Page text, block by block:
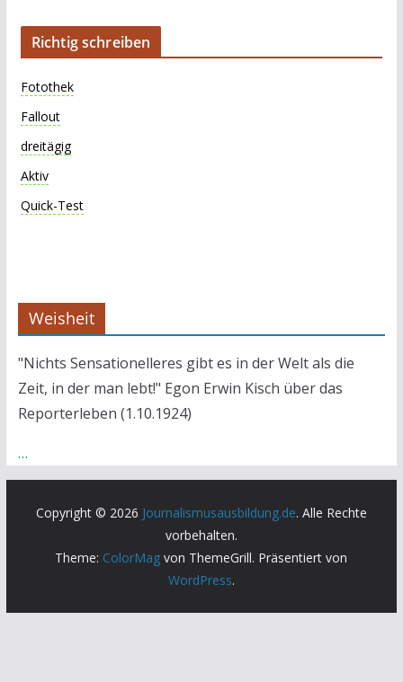
Richtig schreiben
Fotothek
Fallout
dreitägig
Aktiv
Quick-Test
Weisheit
"Nichts Sensationelleres gibt es in der Welt als die
Zeit, in der man lebt!" Egon Erwin Kisch über das
Reporterleben (1.10.1924)
…
Copyright © 2026 Journalismusausbildung.de. Alle Rechte
vorbehalten.
Theme: ColorMag von ThemeGrill. Präsentiert von
WordPress.